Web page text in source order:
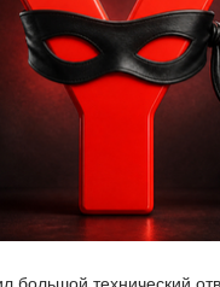
большой технический